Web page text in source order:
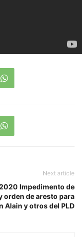
Next article
Impedimento de
orden de aresto para
Alain y otros del PLD